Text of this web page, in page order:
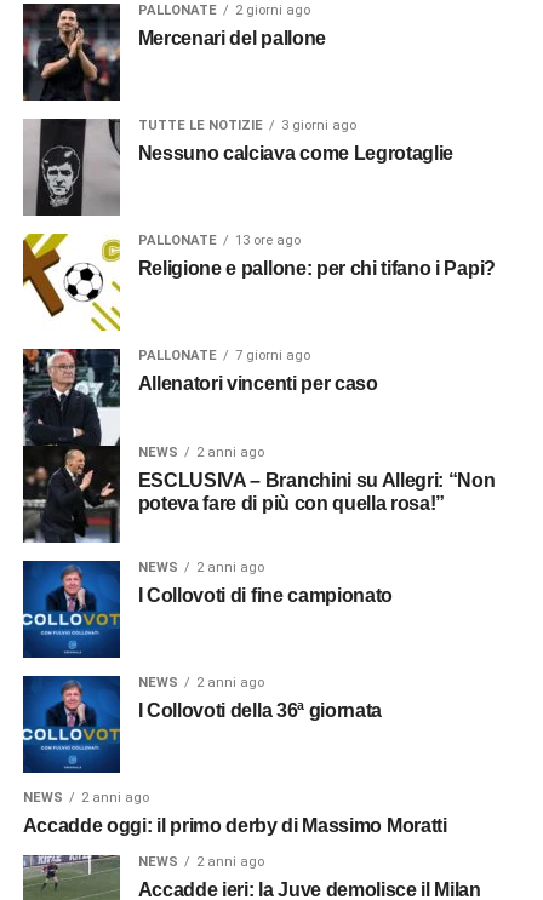
PALLONATE 2 giorni ago
Mercenari del pallone
TUTTE LE NOTIZIE 3 giorni ago
Nessuno calciava come Legrotaglie
PALLONATE 13 ore ago
Religione e pallone: per chi tifano i Papi?
PALLONATE 7 giorni ago
Allenatori vincenti per caso
NEWS 2 anni ago
ESCLUSIVA – Branchini su Allegri: “Non
poteva fare di più con quella rosa!”
NEWS 2 anni ago
I Collovoti di fine campionato
NEWS 2 anni ago
I Collovoti della 36ª giornata
NEWS 2 anni ago
Accadde oggi: il primo derby di Massimo Moratti
NEWS 2 anni ago
Accadde ieri: la Juve demolisce il Milan